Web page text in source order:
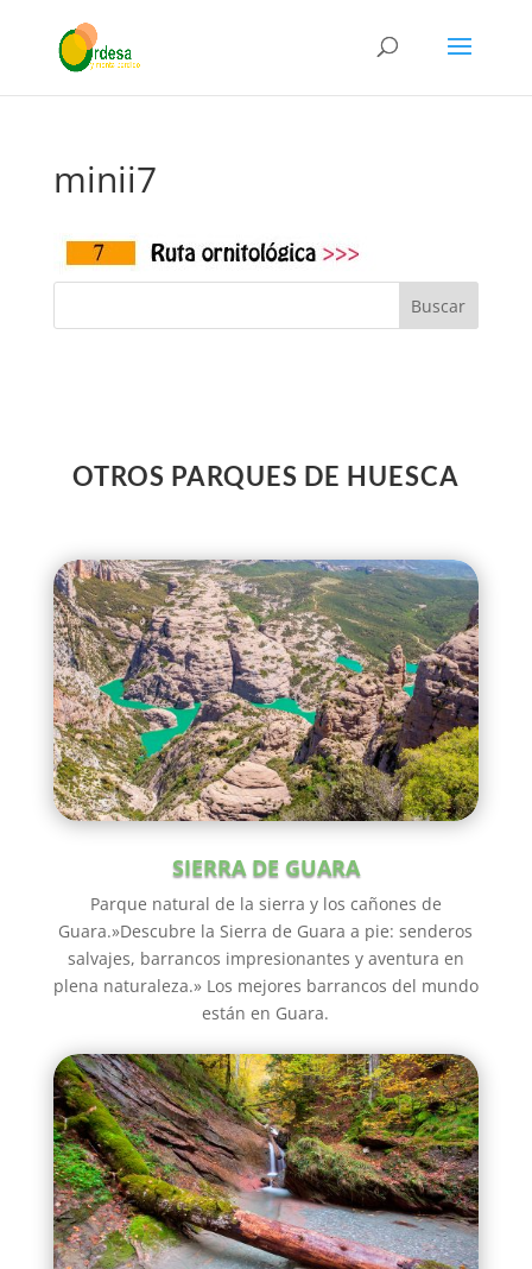
minii7
OTROS PARQUES DE HUESCA
SIERRA DE GUARA
Parque natural de la sierra y los cañones de
Guara.»Descubre la Sierra de Guara a pie: senderos
salvajes, barrancos impresionantes y aventura en
plena naturaleza.» Los mejores barrancos del mundo
están en Guara.